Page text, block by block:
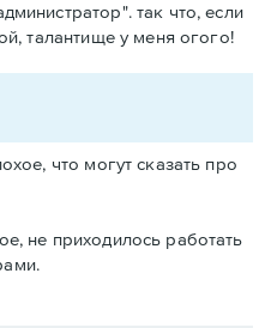
так что, если
талантище у меня огого!
что могут сказать про
не приходилось работать